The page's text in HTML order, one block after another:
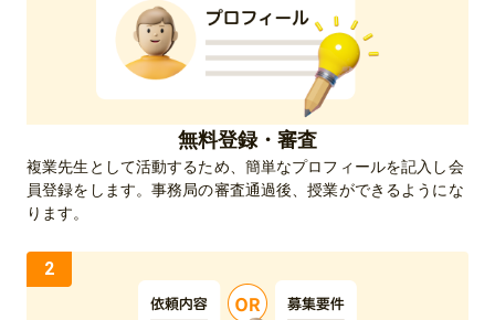
無料登録・審査
複業先生として活動するため、簡単なプロフィールを記入し会
員登録をします。事務局の審査通過後、授業ができるようにな
ります。
2